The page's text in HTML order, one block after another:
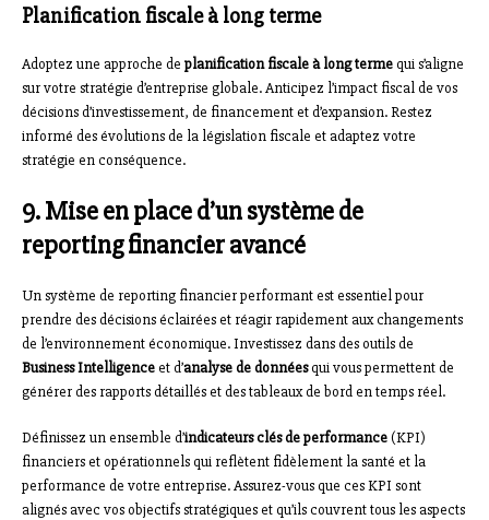
Planification fiscale à long terme
Adoptez une approche de planification fiscale à long termequi s’aligne
sur votre stratégie d’entreprise globale. Anticipez l’impact fiscal de vos
décisions d’investissement, de financement et d’expansion. Restez
informé des évolutions de la législation fiscale et adaptez votre
stratégie en conséquence.
9. Mise en place d’un système de
reporting financier avancé
Un système de reporting financier performant est essentiel pour
prendre des décisions éclairées et réagir rapidement aux changements
de l’environnement économique. Investissez dans des outils de
Business Intelligenceet d’analyse de donnéesqui vous permettent de
générer des rapports détaillés et des tableaux de bord en temps réel.
Définissez un ensemble d’indicateurs clés de performance(KPI)
financiers et opérationnels qui reflètent fidèlement la santé et la
performance de votre entreprise. Assurez-vous que ces KPI sont
alignés avec vos objectifs stratégiques et qu’ils couvrent tous les aspects